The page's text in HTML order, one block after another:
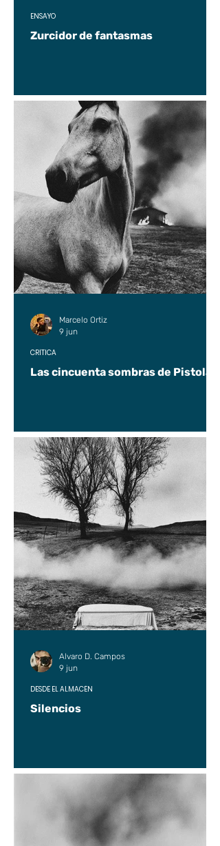
Zurcidor de fantasmas
ENSAYO
Las cincuenta sombras de Pistolas
CRÍTICA
Marcelo Ortiz
9 jun
Silencios
DESDE EL ALMACÉN
Alvaro D. Campos
9 jun